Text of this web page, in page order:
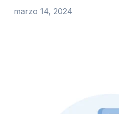
marzo 14, 2024